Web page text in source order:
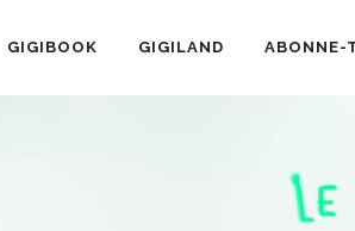
GIGIBOOK GIGILAND ABONNE-